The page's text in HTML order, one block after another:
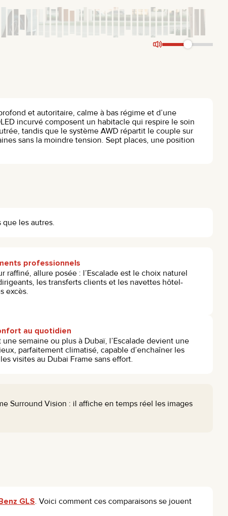
et autoritaire, calme à bas régime et d’une
incurvé composent un habitacle qui respire le soin
tandis que le système AWD répartit le couple sur
sans la moindre tension. Sept places, une position
les autres.
professionnels
raffiné, allure posée : l’Escalade est le choix naturel
les transferts clients et les navettes hôtel-
excès.
au quotidien
semaine ou plus à Dubaï, l’Escalade devient une
parfaitement climatisé, capable d’enchaîner les
visites au Dubai Frame sans effort.
Surround Vision : il affiche en temps réel les images
GLS. Voici comment ces comparaisons se jouent